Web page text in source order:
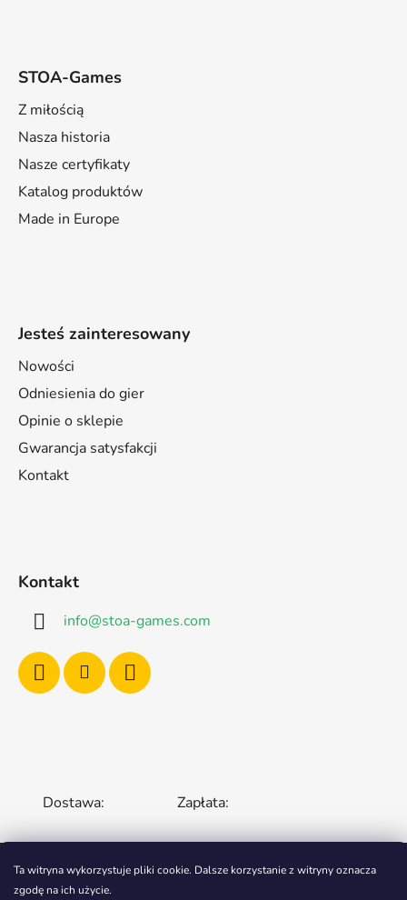
Ta witryna wykorzystuje pliki cookie. Dalsze korzystanie z witryny oznacza
zgodę na ich użycie.
STOA-Games
Z miłością
Nasza historia
Nasze certyfikaty
Katalog produktów
Made in Europe
Jesteś zainteresowany
Nowości
Odniesienia do gier
Opinie o sklepie
Gwarancja satysfakcji
Kontakt
Kontakt
info@stoa-games.com
Dostawa: Zapłata:
CZECH REPUBLIC